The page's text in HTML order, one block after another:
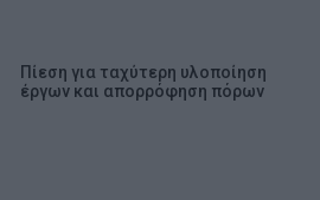
Πίεση για ταχύτερη υλοποίηση
έργων και απορρόφηση πόρων